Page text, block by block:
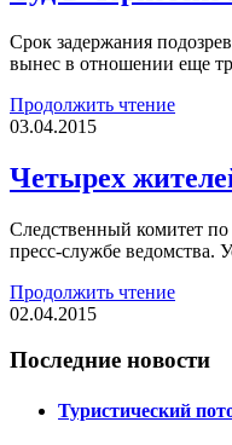
Срок задержания
вынес в отношении еще
Продолжить чтение
03.04.2015
Четырех
Следственный комитет
пресс-службе ведомства.
Продолжить чтение
02.04.2015
Последние новости
Туристический